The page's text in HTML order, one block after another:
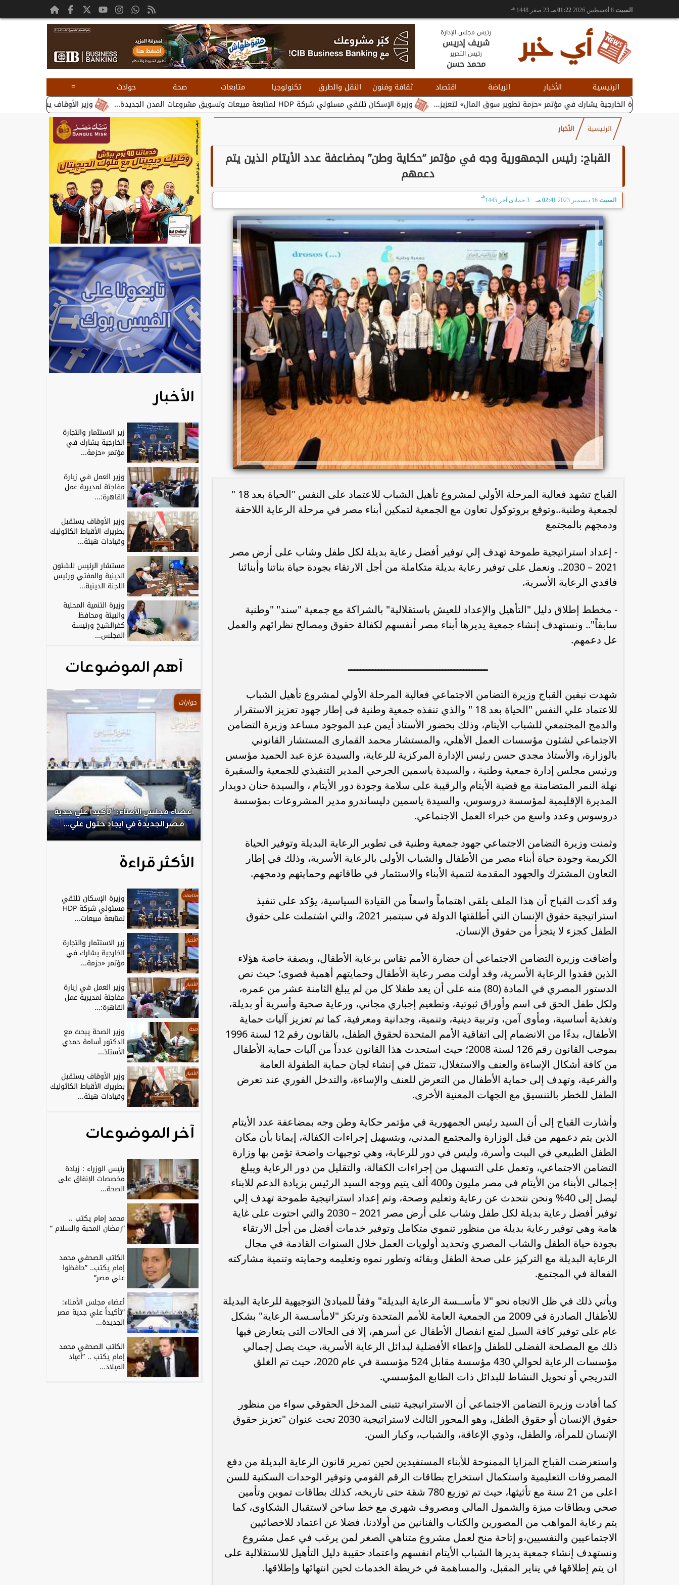
السبت 01:22 مـ 23 صفر 1448 هـ
رئيس مجلس الإدارة
شريف إدريس
رئيس التحرير
محمد حسن
الرئيسية الأخبار الرياضة اقتصاد ثقافة وفنون النقل والطرق تكنولوجيا متابعات صحة حوادث
=
وزير الأوقاف يستقبل بطريرك الأقباط
وزيرة الإسكان تلتقي مسئولي شركة HDP لمتابعة مبيعات وتسويق مشروعات المدن الجديدة... الخارجية يشارك في مؤتمر «حزمة تطوير سوق المال» لتعزيز...
الرئيسية الأخبار
القباج: رئيس الجمهورية وجه في مؤتمر ”حكاية وطن” بمضاعفة عدد الأيتام الذين يتم
دعمهم
السبت 16 ديسمبر 2023 02:41 مـ 3 جمادى آخر 1445
هـ
القباج تشهد فعالية المرحلة الأولي لمشروع تأهيل الشباب للاعتماد على النفس "الحياة بعد 18 "
لجمعية وطنية..وتوقع بروتوكول تعاون مع الجمعية لتمكين أبناء مصر في مرحلة الرعاية اللاحقة
ودمجهم بالمجتمع
- إعداد استراتيجية طموحة تهدف إلي توفير أفضل رعاية بديلة لكل طفل وشاب على أرض مصر
2021 – 2030.. ونعمل على توفير رعاية بديلة متكاملة من أجل الارتقاء بجودة حياة بناتنا وأبنائنا
فاقدي الرعاية الأسرية.
- مخطط إطلاق دليل "التأهيل والإعداد للعيش باستقلالية" بالشراكة مع جمعية "سند" "وطنية
سابقاً".. ونستهدف إنشاء جمعية يديرها أبناء مصر أنفسهم لكفالة حقوق ومصالح نظرائهم والعمل
عل دعمهم.
ــــــــــــــــــــــــــــــــــــــــــــــ
شهدت نيفين القباج وزيرة التضامن الاجتماعي فعالية المرحلة الأولي لمشروع تأهيل الشباب
للاعتماد علي النفس "الحياة بعد 18 " والذي تنفذه جمعية وطنية فى إطار جهود تعزيز الاستقرار
والدمج المجتمعي للشباب الأيتام، وذلك بحضور الأستاذ أيمن عبد الموجود مساعد وزيرة التضامن
الاجتماعي لشئون مؤسسات العمل الأهلي، والمستشار محمد القمارى المستشار القانوني
بالوزارة، والأستاذ مجدي حسن رئيس الإدارة المركزية للرعاية، والسيدة عزة عبد الحميد مؤسس
ورئيس مجلس إدارة جمعية وطنية ، والسيدة ياسمين الجرحي المدير التنفيذي للجمعية والسفيرة
نهلة النمر المتضامنة مع قضية الأيتام والرقيبة على سلامة وجودة دور الأيتام ، والسيدة حنان دويدار
المديرة الإقليمية لمؤسسة دروسوس، والسيدة ياسمين دليساندرو مدير المشروعات بمؤسسة
دروسوس وعدد واسع من خبراء العمل الاجتماعي.
وثمنت وزيرة التضامن الاجتماعي جهود جمعية وطنية فى تطوير الرعاية البديلة وتوفير الحياة
الكريمة وجودة حياة أبناء مصر من الأطفال والشباب الأولى بالرعاية الأسرية، وذلك في إطار
التعاون المشترك والجهود المقدمة لتنمية الأبناء والاستثمار في طاقاتهم وحمايتهم ودمجهم.
وقد أكدت القباج أن هذا الملف يلقى اهتماماً واسعاً من القيادة السياسية، يؤكد على تنفيذ
استراتيجية حقوق الإنسان التي أطلقتها الدولة في سبتمبر 2021، والتي اشتملت على حقوق
الطفل كجزء لا يتجزأ من حقوق الإنسان.
وأضافت وزيرة التضامن الاجتماعي أن حضارة الأمم تقاس برعاية الأطفال، وبصفة خاصة هؤلاء
الذين فقدوا الرعاية الأسرية، وقد أولت مصر رعاية الأطفال وحمايتهم أهمية قصوى؛ حيث نص
الدستور المصري في المادة (80) منه على أن يعد طفلا كل من لم يبلغ الثامنة عشر من عمره،
ولكل طفل الحق فى اسم وأوراق ثبوتية، وتطعيم إجباري مجاني، ورعاية صحية وأسرية أو بديلة،
وتغذية أساسية، ومأوى آمن، وتربية دينية، وتنمية، وجدانية ومعرفية، كما تم تعزيز آليات حماية
الأطفال، بدءًا من الانضمام إلى اتفاقية الأمم المتحدة لحقوق الطفل، بالقانون رقم 12 لسنة 1996
بموجب القانون رقم 126 لسنة 2008؛ حيث استحدث هذا القانون عدداً من آليات حماية الأطفال
من كافة أشكال الإساءة والعنف والاستغلال، تتمثل في إنشاء لجان حماية الطفولة العامة
والفرعية، وتهدف إلى حماية الأطفال من التعرض للعنف والإساءة، والتدخل الفوري عند تعرض
الطفل للخطر بالتنسيق مع الجهات المعنية الأخرى.
وأشارت القباج إلى أن السيد رئيس الجمهورية في مؤتمر حكاية وطن وجه بمضاعفة عدد الأيتام
الذين يتم دعمهم من قبل الوزارة والمجتمع المدني، وبتسهيل إجراءات الكفالة، إيمانا بأن مكان
الطفل الطبيعي في البيت وأسرة، وليس في دور للرعاية، وهي توجيهات واضحة تؤمن بها وزارة
التضامن الاجتماعي، وتعمل على التسهيل من إجراءات الكفالة، والتقليل من دور الرعاية ويبلغ
إجمالى الأبناء من الأيتام فى مصر مليون و400 ألف يتيم ووجه السيد الرئيس بزيادة الدعم للابناء
ليصل إلى 40% ونحن نتحدث عن رعاية وتعليم وصحة، وتم إعداد استراتيجية طموحة تهدف إلي
توفير أفضل رعاية بديلة لكل طفل وشاب على أرض مصر 2021 – 2030 والتي احتوت على غاية
هامة وهي توفير رعاية بديلة من منظور تنموي متكامل وتوفير خدمات أفضل من أجل الارتقاء
بجودة حياة الطفل والشاب المصري وتحديد أولويات العمل خلال السنوات القادمة في مجال
الرعاية البديلة مع التركيز على صحة الطفل وبقائه وتطور نموه وتعليمه وحمايته وتنمية مشاركته
الفعالة في المجتمع.
ويأتي ذلك في ظل الاتجاه نحو "لا مأســسة الرعاية البديلة" وفقاً للمبادئ التوجيهية للرعاية البديلة
للأطفال الصادرة في 2009 من الجمعية العامة للأمم المتحدة وترتكز "لامأسـسة الرعاية" بشكل
عام على توفير كافة السبل لمنع انفصال الأطفال عن أسرهم، إلا فى الحالات التى يتعارض فيها
ذلك مع المصلحة الفضلى للطفل وإعطاء الأفضلية لبدائل الرعاية الأسرية، حيث يصل إجمالي
مؤسسات الرعاية لحوالي 430 مؤسسة مقابل 524 مؤسسة في عام 2020، حيث تم الغلق
التدريجي أو تحويل النشاط للبدائل ذات الطابع المؤسسي.
كما أفادت وزيرة التضامن الاجتماعي أن الاستراتيجية تتبنى المدخل الحقوقي سواء من منظور
حقوق الإنسان أو حقوق الطفل، وهو المحور الثالث لاستراتيجية 2030 تحت عنوان "تعزيز حقوق
الإنسان للمرأة، والطفل، وذوي الإعاقة، والشباب، وكبار السن.
واستعرضت القباج المزايا الممنوحة للأبناء المستفيدين لحين تمرير قانون الرعاية البديلة من دفع
المصروفات التعليمية واستكمال استخراج بطاقات الرقم القومي وتوفير الوحدات السكنية للسن
اعلى من 21 سنة مع تأثيثها، حيث تم توزيع 780 شقة حتى تاريخه، كذلك بطاقات تموين وتأمين
صحي وبطاقات ميزة والشمول المالي ومصروف شهري مع خط ساخن لاستقبال الشكاوى، كما
يتم رعاية المواهب من المصورين والكتاب والفنانين من أولادنا، فضلا عن اعتماد للاخصائيين
الاجتماعيين والنفسيين،و إتاحة منح لعمل مشروع متناهي الصغر لمن يرغب في عمل مشروع
ونستهدف إنشاء جمعية يديرها الشباب الأيتام انفسهم واعتماد حقيبة دليل التأهيل للاستقلالية على
ان يتم إطلاقها في يناير المقبل، والمساهمة في خريطة الخدمات لحين انتهائها وإطلاقها.
الأخبار
زير الاستثمار والتجارة
الخارجية يشارك في
مؤتمر «حزمة...
وزير العمل في زيارة
مفاجئة لمديرية عمل
القاهرة:...
وزير الأوقاف يستقبل
بطريرك الأقباط الكاثوليك
وقيادات هيئة...
مستشار الرئيس للشئون
الدينية والمفتي ورئيس
اللجنة الدينية...
وزيرة التنمية المحلية
والبيئة ومحافظ
كفرالشيخ ورئيسة
المجلس...
آهم الموضوعات
رئيس الوزراء : زيادة مخصصات الإنفاق
على الصحة والتعليم و”تكافل” و”كرامة”
محمد إمام يكتب .. ”رمضان المحبة
والسلام ”
حوارات
أعضاء مجلس الأمناء: ”تأكيداً علي جدية
مصر الجديدة في ايجاد حلول علي...
الأكثر قراءة
متابعات وزيرة الإسكان تلتقي
مسئولي شركة HDP
لمتابعة مبيعات...
الأخبار زير الاستثمار والتجارة
الخارجية يشارك في
مؤتمر «حزمة...
الأخبار وزير العمل في زيارة
مفاجئة لمديرية عمل
القاهرة:...
صحة وزير الصحة يبحث مع
الدكتور أسامة حمدي
الأستاذ...
الأخبار وزير الأوقاف يستقبل
بطريرك الأقباط الكاثوليك
وقيادات هيئة...
آخر الموضوعات
رئيس الوزراء : زيادة
مخصصات الإنفاق على
الصحة...
محمد إمام يكتب ..
”رمضان المحبة والسلام ”
الكاتب الصحفي محمد
إمام يكتب.. ”حافظوا
علي مصر”
أعضاء مجلس الأمناء:
”تأكيداً علي جدية مصر
الجديدة...
الكاتب الصحفي محمد
إمام يكتب .. ”أعياد
الميلاد...